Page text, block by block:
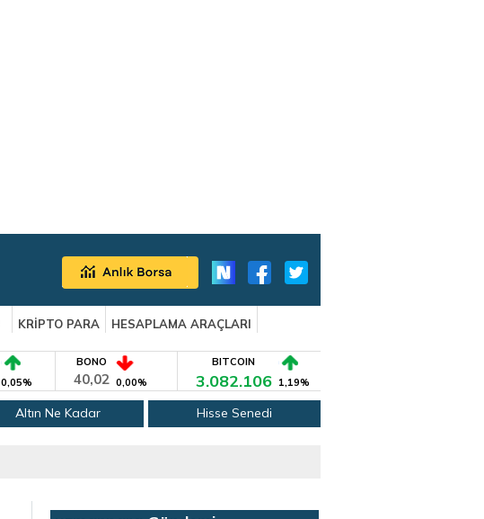
KRİPTO PARA
HESAPLAMA ARAÇLARI
0,05%
BONO
40,02 0,00%
BITCOIN
3.082.106 1,19%
Altın Ne Kadar Hisse Senedi